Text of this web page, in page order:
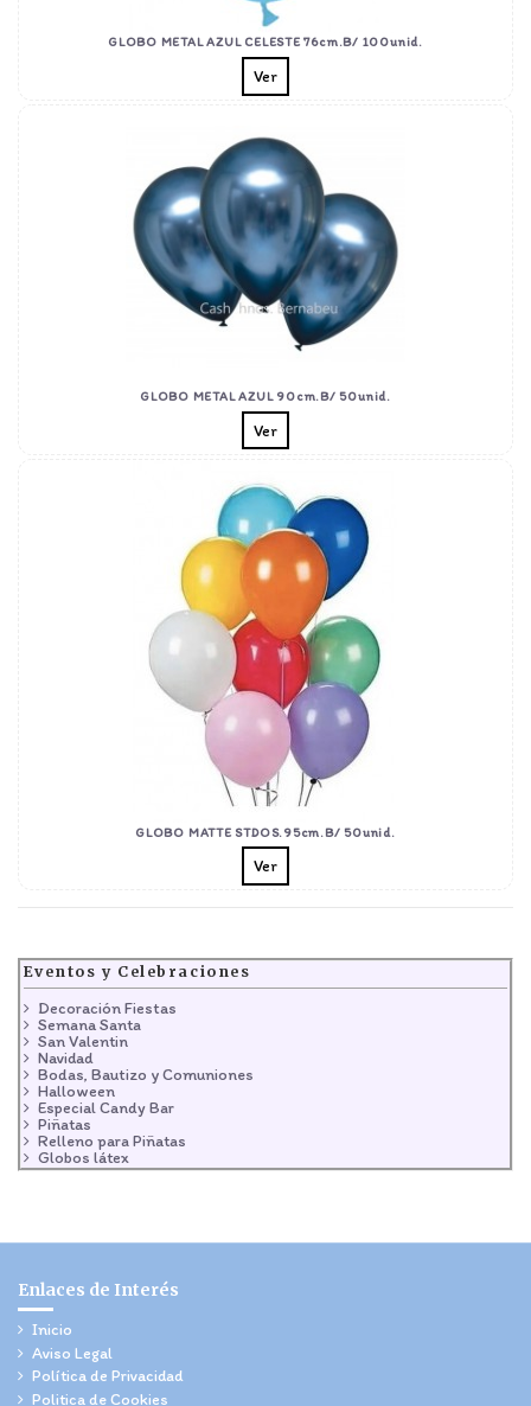
GLOBO METAL AZUL CELESTE 76cm.B/ 100unid.
Ver
GLOBO METAL AZUL 90cm.B/ 50unid.
Ver
GLOBO MATTE STDOS.95cm.B/ 50unid.
Ver
Eventos y Celebraciones
Decoración Fiestas
Semana Santa
San Valentin
Navidad
Bodas, Bautizo y Comuniones
Halloween
Especial Candy Bar
Piñatas
Relleno para Piñatas
Globos látex
Enlaces de Interés
Inicio
Aviso Legal
Política de Privacidad
Politica de Cookies